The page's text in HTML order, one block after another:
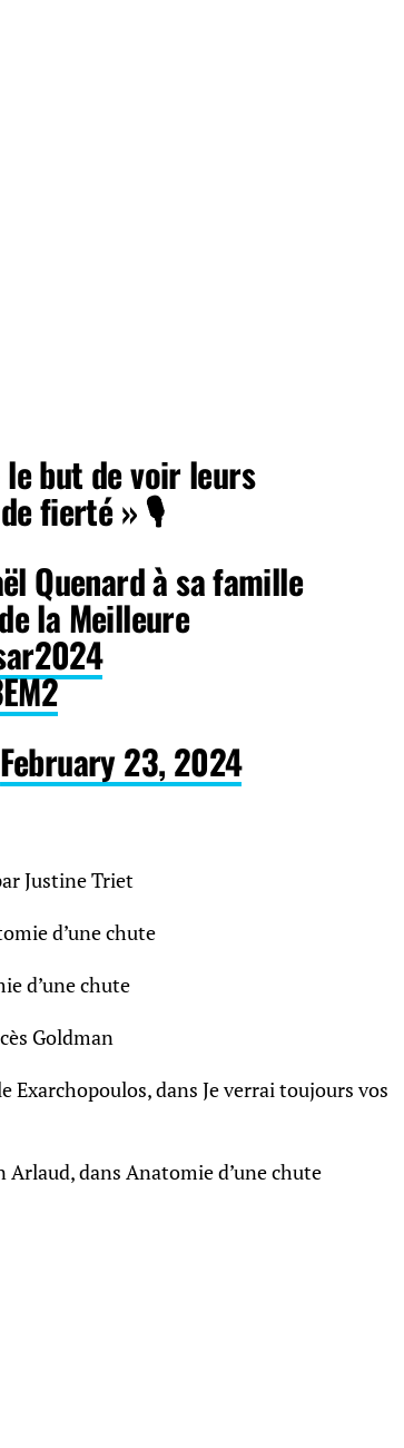
but de voir leurs
fierté » 🎙️
Quenard à sa famille
la Meilleure
February 23, 2024
Justine Triet
d’une chute
d’une chute
Goldman
Exarchopoulos, dans Je verrai toujours vos
Arlaud, dans Anatomie d’une chute